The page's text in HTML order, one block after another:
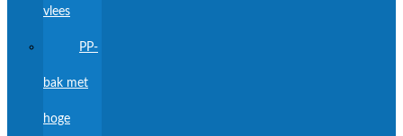
vlees
PP-
bak met
hoge